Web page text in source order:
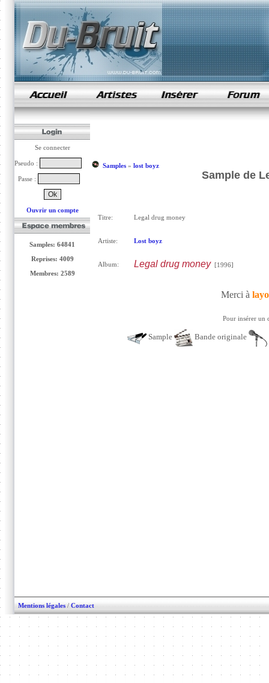
samples de rap
Se connecter
Pseudo :
Passe :
Ouvrir un compte
Samples: 64841
Reprises: 4009
Membres: 2589
Samples» lost boyz
Sample de
Titre: Legal drug money
Artiste: Lost boyz
Album: Legal drug money[1996]
Merci à
Pour insérer un
Sample Bande originale
Mentions légales / Contact